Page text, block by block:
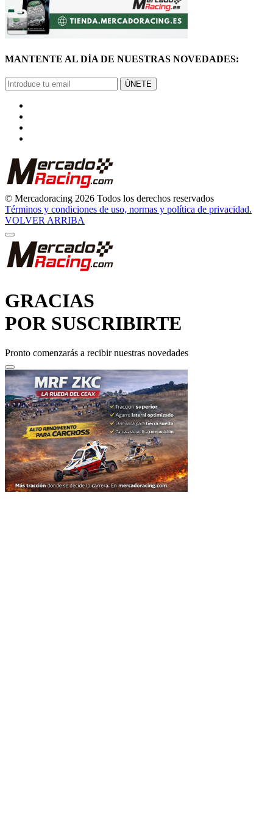
MANTENTE AL DÍA DE NUESTRAS NOVEDADES:
ÚNETE
© Mercadoracing 2026 Todos los derechos reservados
Términos y condiciones de uso, normas y política de privacidad.
VOLVER ARRIBA
GRACIAS
POR SUSCRIBIRTE
Pronto comenzarás a recibir nuestras novedades